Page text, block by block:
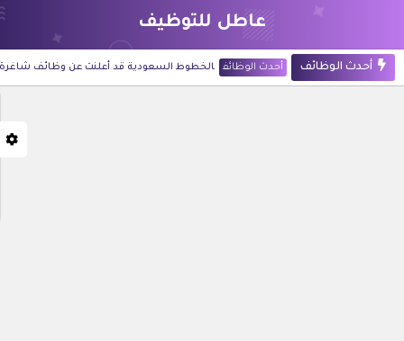
عاطل للتوظيف
أحدث الوظائف الخطوط السعودية قد أعلنت عن وظائف شاغرة لحملة أحدث الوظائف